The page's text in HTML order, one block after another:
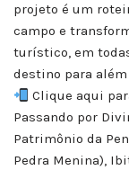
projeto é um
campo e
turístico, em
destino para
Clique aqui
Passando por
Patrimônio da
Pedra Menina),